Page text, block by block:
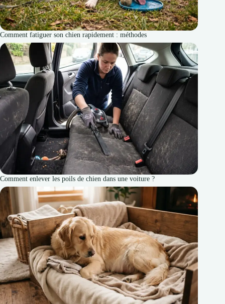
Comment fatiguer son chien rapidement : méthodes
Comment enlever les poils de chien dans une voiture ?